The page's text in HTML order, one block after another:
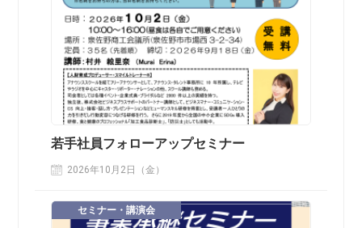
若手社員フォローアップセミナー
2026年10月2日（金）
セミナー・講演会